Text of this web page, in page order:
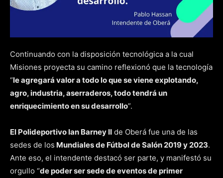
Continuando con la disposición tecnológica a la cual
Misiones proyecta su camino reflexionó que la tecnología
“le agregará valor a todo lo que se viene explotando,
agro, industria, aserraderos, todo tendrá un
enriquecimiento en su desarrollo”.
El Polideportivo Ian Barney II de Oberá fue una de las
sedes de los Mundiales de Fútbol de Salón 2019 y 2023.
Ante eso, el intendente destacó ser parte, y manifestó su
orgullo “de poder ser sede de eventos de primer